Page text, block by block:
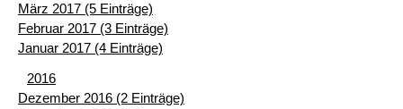
März 2017 (5 Einträge)
Februar 2017 (3 Einträge)
Januar 2017 (4 Einträge)
2016
Dezember 2016 (2 Einträge)